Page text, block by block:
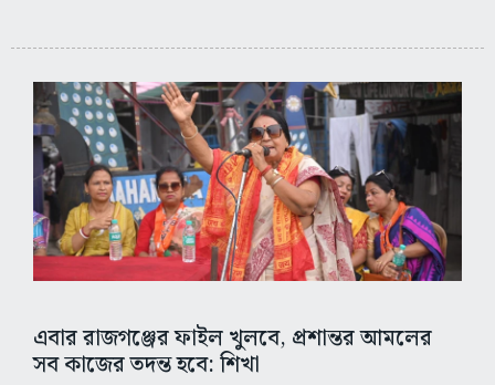
এবার রাজগঞ্জের ফাইল খুলবে, প্রশান্তর আমলের
সব কাজের তদন্ত হবে: শিখা